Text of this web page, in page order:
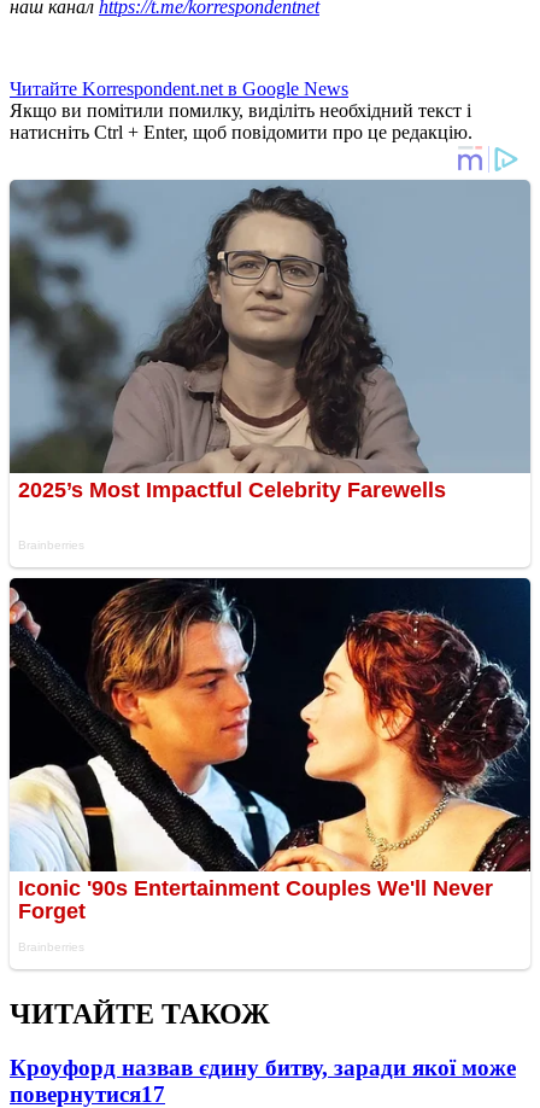
наш канал https://t.me/korrespondentnet
Читайте Korrespondent.net в Google News
Якщо ви помітили помилку, виділіть необхідний текст і
натисніть Ctrl + Enter, щоб повідомити про це редакцію.
ЧИТАЙТЕ ТАКОЖ
Кроуфорд назвав єдину битву, заради якої може
повернутися17